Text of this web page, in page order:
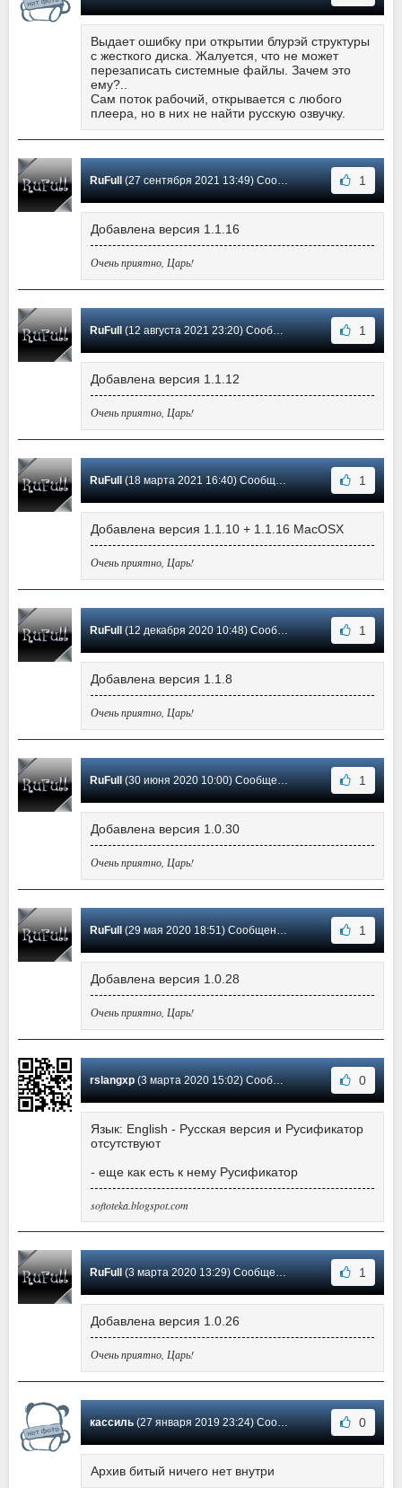
Выдает ошибку при открытии блурэй структуры
с жесткого диска. Жалуется, что не может
перезаписать системные файлы. Зачем это
ему?..
Сам поток рабочий, открывается с любого
плеера, но в них не найти русскую озвучку.
RuFull (27 сентября 2021 13:49) Сообщение #18 1
Добавлена версия 1.1.16
Очень приятно, Царь!
RuFull (12 августа 2021 23:20) Сообщение #17 1
Добавлена версия 1.1.12
Очень приятно, Царь!
RuFull (18 марта 2021 16:40) Сообщение #16 1
Добавлена версия 1.1.10 + 1.1.16 MacOSX
Очень приятно, Царь!
RuFull (12 декабря 2020 10:48) Сообщение #15 1
Добавлена версия 1.1.8
Очень приятно, Царь!
RuFull (30 июня 2020 10:00) Сообщение #14 1
Добавлена версия 1.0.30
Очень приятно, Царь!
RuFull (29 мая 2020 18:51) Сообщение #13 1
Добавлена версия 1.0.28
Очень приятно, Царь!
rslangxp(3 марта 2020 15:02) Сообщение #12 0
Язык: English - Русская версия и Русификатор
отсутствуют
- еще как есть к нему Русификатор
softoteka.blogspot.com
RuFull (3 марта 2020 13:29) Сообщение #11 1
Добавлена версия 1.0.26
Очень приятно, Царь!
кассиль(27 января 2019 23:24) Сообщение #10 0
Архив битый ничего нет внутри